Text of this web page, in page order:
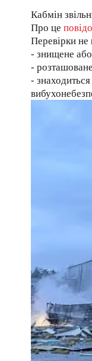
Кабмін
Про це
Перевірки
- знищене
-
-